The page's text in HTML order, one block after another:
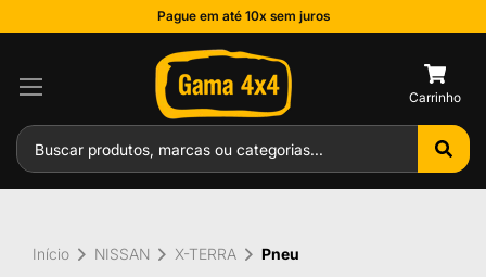
Pague em até 10x sem juros
Início NISSAN X-TERRA Pneu